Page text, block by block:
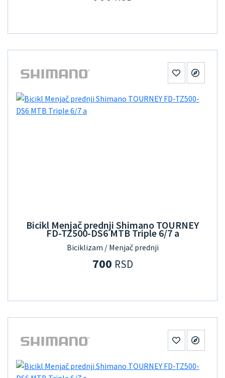
Bicikl Menjač prednji Shimano TOURNEY
FD-TZ500-DS6 MTB Triple 6/7 a
Biciklizam / Menjač prednji
700 RSD